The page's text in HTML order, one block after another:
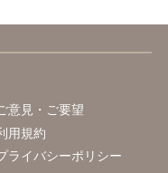
意見・ご要望
用規約
ライバシーポリシー